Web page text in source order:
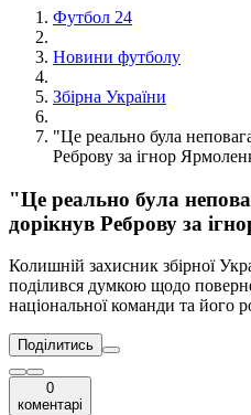
Футбол 24
Новини футболу
Збірна України
"Це реально була
Реброву за ігнор
"Це реально була
дорікнув Реброву за
Колишній захисник збірної
поділився думкою щодо
національної команди та його
Поділитись
0
коментарі